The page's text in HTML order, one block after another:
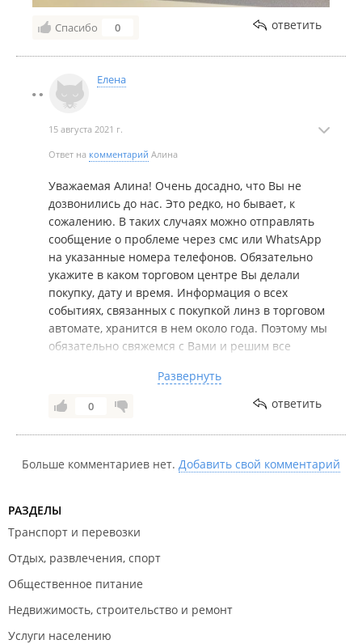
Спасибо 0 ответить
Елена
15 августа 2021 г.
Ответ на комментарий Алина
Уважаемая Алина! Очень досадно, что Вы не
дозвонились до нас. Это редко, но бывает, к
сожалению. В таких случаях можно отправлять
сообщение о проблеме через смс или WhatsApp
на указанные номера телефонов. Обязательно
укажите в каком торговом центре Вы делали
покупку, дату и время. Информация о всех
событиях, связанных с покупкой линз в торговом
автомате, хранится в нем около года. Поэтому мы
обязательно свяжемся с Вами и решим все
искренне переживаем в тех случаях, когда у
наших покупателей возникают какие-либо
трудности в процессе покупок, и обязательно
решаем их! Главное, свяжитесь с нами хотя бы
оставим проблему без внимания!
Развернуть
0 ответить
Больше комментариев нет. Добавить свой комментарий
РАЗДЕЛЫ
Транспорт и перевозки
Отдых, развлечения, спорт
Общественное питание
Недвижимость, строительство и ремонт
Услуги населению